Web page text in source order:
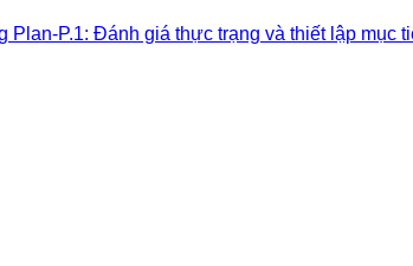
Plan-P.1: Đánh giá thực trạng và thiết lập mục